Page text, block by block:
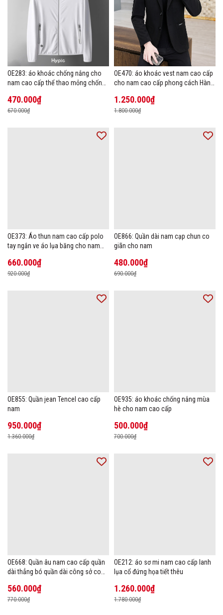
OE283: áo khoác chống nắng cho
nam cao cấp thể thao mỏng chống
470.000₫
670.000₫
OE470: áo khoác vest nam cao cấp
cho nam cao cấp phong cách Hàn
1.250.000₫
1.800.000₫
OE373: Áo thun nam cao cấp polo
tay ngắn ve áo lụa băng cho nam
660.000₫
920.000₫
OE866: Quần dài nam cạp chun co
giãn cho nam
480.000₫
690.000₫
OE855: Quần jean Tencel cao cấp
nam
950.000₫
1.360.000₫
OE935: áo khoác chống nắng mùa
hè cho nam cao cấp
500.000₫
700.000₫
OE668: Quần âu nam cao cấp quần
dài thẳng bó quần dài công sở co
560.000₫
770.000₫
OE212: áo sơ mi nam cao cấp lanh
lụa cổ đứng họa tiết thêu
1.260.000₫
1.780.000₫